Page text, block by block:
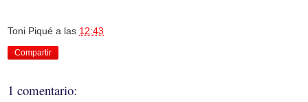
Toni Piqué a las 12:43
Compartir
1 comentario: